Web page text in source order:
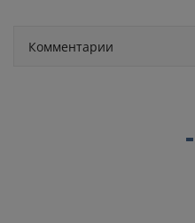
Комментарии